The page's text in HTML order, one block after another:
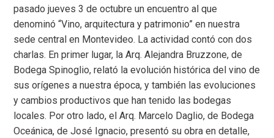
pasado jueves 3 de octubre un encuentro al que
denominó “Vino, arquitectura y patrimonio” en nuestra
sede central en Montevideo. La actividad contó con dos
charlas. En primer lugar, la Arq. Alejandra Bruzzone, de
Bodega Spinoglio, relató la evolución histórica del vino de
sus orígenes a nuestra época, y también las evoluciones
y cambios productivos que han tenido las bodegas
locales. Por otro lado, el Arq. Marcelo Daglio, de Bodega
Oceánica, de José Ignacio, presentó su obra en detalle,